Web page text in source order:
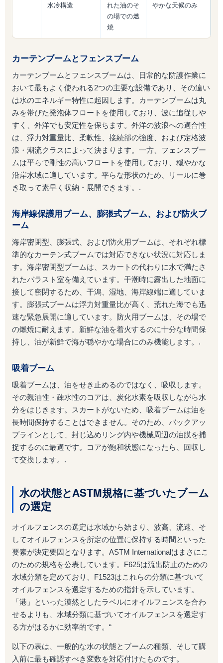
水冷構造
れた油のそ
の場での燃
焼
やかな天候のみ
カーテンブームとフェンスブーム
カーテンブームとフェンスブームは、日常的な防護作業に
おいて最もよく使われる2つの主要な設備であり、その違い
は水のエネルギー特性に起因します。カーテンブームは丸
みを帯びた発泡体フロートを使用しており、波に追従しや
すく、外洋でも安定性を保ちます。外洋の波浪への適合性
は、浮力対重量比、柔軟性、接続部の強度、および定格波
浪・潮流クラスによって決まります。一方、フェンスブー
ムは平らで剛性の高いフロートを使用しており、穏やかな
沿岸水域に適しています。平らな形状のため、リールに巻
き取って素早く収納・展開できます。.
海岸線保護用ブーム、膨張式ブーム、および防火ブ
ーム
海岸密閉型、膨張式、および防火用ブームは、それぞれ標
準的なカーテン式ブームでは対応できない状況に対応しま
す。海岸密閉型ブームは、スカートの代わりに水で満たさ
れたバラスト室を備えています。干潮時に露出した地面に
接して密閉するため、干潟、湿地、海岸線端に適していま
す。膨張式ブームは浮力対重量比が高く、荒れた海でも迅
速な緊急展開に適しています。防火用ブームは、その場で
の燃焼に耐えます。新鮮な油を着火するのに十分な時間保
持し、油が新鮮で海が穏やかな場合にのみ機能します。.
吸着ブーム
吸着ブームは、油をせき止めるのではなく、吸収します。
その親油性・疎水性のコアは、炭化水素を吸収しながら水
分をはじきます。スカートがないため、吸着ブームは油を
長時間保持することはできません。そのため、バックアッ
プラインとして、封じ込めリング内や機械周辺の油膜を捕
捉するのに最適です。コアが飽和状態になったら、回収し
て交換します。.
水の状態とASTM規格に基づいたブーム
の選定
オイルフェンスの選定は水域から始まり、波高、流速、そ
してオイルフェンスを所定の位置に保持する時間といった
要素が決定要因となります。ASTM Internationalはまさにこ
のための規格を公表しています。F625は流出防止のための
水域分類を定めており、F1523はこれらの分類に基づいて
オイルフェンスを選定するための指針を示しています。
「港」といった漠然としたラベルにオイルフェンスを合わ
せるよりも、水域分類に基づいてオイルフェンスを選定す
る方がはるかに効率的です。“
以下の表は、一般的な水の状態とブームの種類、そして購
入前に最も確認すべき変数を対応付けたものです。